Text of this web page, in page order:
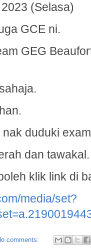
(Selasa)
GCE ni.
GEG
nak duduki
dan tawakal.
klik link di
media/set?
comments: